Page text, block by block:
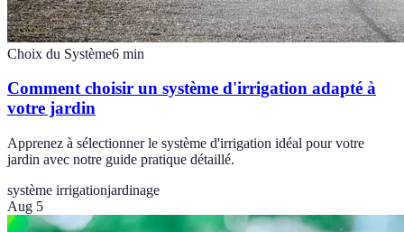
Choix du Système6 min
Comment choisir un système d'irrigation adapté à
votre jardin
Apprenez à sélectionner le système d'irrigation idéal pour votre
jardin avec notre guide pratique détaillé.
système irrigationjardinage
Aug 5